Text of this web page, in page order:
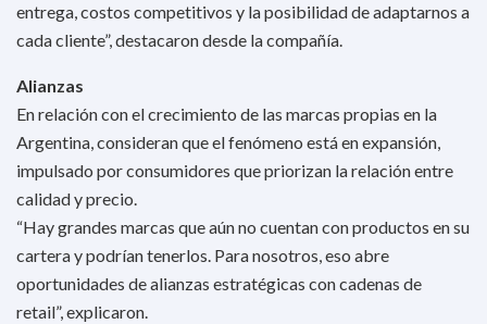
entrega, costos competitivos y la posibilidad de adaptarnos a
cada cliente”, destacaron desde la compañía.
Alianzas
En relación con el crecimiento de las marcas propias en la
Argentina, consideran que el fenómeno está en expansión,
impulsado por consumidores que priorizan la relación entre
calidad y precio.
“Hay grandes marcas que aún no cuentan con productos en su
cartera y podrían tenerlos. Para nosotros, eso abre
oportunidades de alianzas estratégicas con cadenas de
retail”, explicaron.